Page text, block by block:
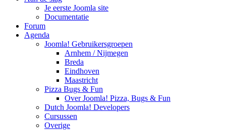
Je eerste Joomla site
Documentatie
Forum
Agenda
Joomla! Gebruikersgroepen
Arnhem / Nijmegen
Breda
Eindhoven
Maastricht
Pizza Bugs & Fun
Over Joomla! Pizza, Bugs & Fun
Dutch Joomla! Developers
Cursussen
Overige